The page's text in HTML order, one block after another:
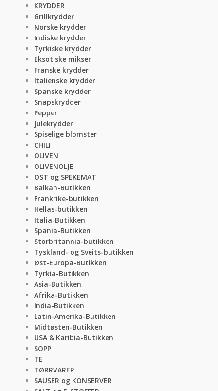
KRYDDER
Grillkrydder
Norske krydder
Indiske krydder
Tyrkiske krydder
Eksotiske mikser
Franske krydder
Italienske krydder
Spanske krydder
Snapskrydder
Pepper
Julekrydder
Spiselige blomster
CHILI
OLIVEN
OLIVENOLJE
OST og SPEKEMAT
Balkan-Butikken
Frankrike-butikken
Hellas-butikken
Italia-Butikken
Spania-Butikken
Storbritannia-butikken
Tyskland- og Sveits-butikken
Øst-Europa-Butikken
Tyrkia-Butikken
Asia-Butikken
Afrika-Butikken
India-Butikken
Latin-Amerika-Butikken
Midtøsten-Butikken
USA & Karibia-Butikken
SOPP
TE
TØRRVARER
SAUSER og KONSERVER